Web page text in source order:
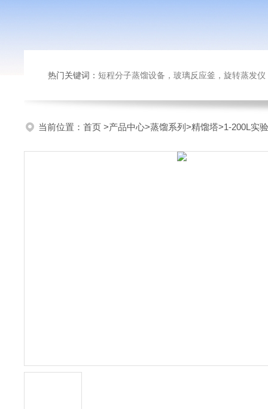
热门关键词： 短程分子蒸馏设备，玻璃反应釜，旋转蒸发
当前位置： 首页 >产品中心>蒸馏系列 >精馏塔>1-200L实